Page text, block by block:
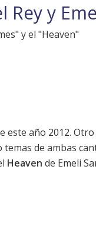
Rey y
y el "Heaven"
este año 2012.
de ambas
Heaven de Emeli